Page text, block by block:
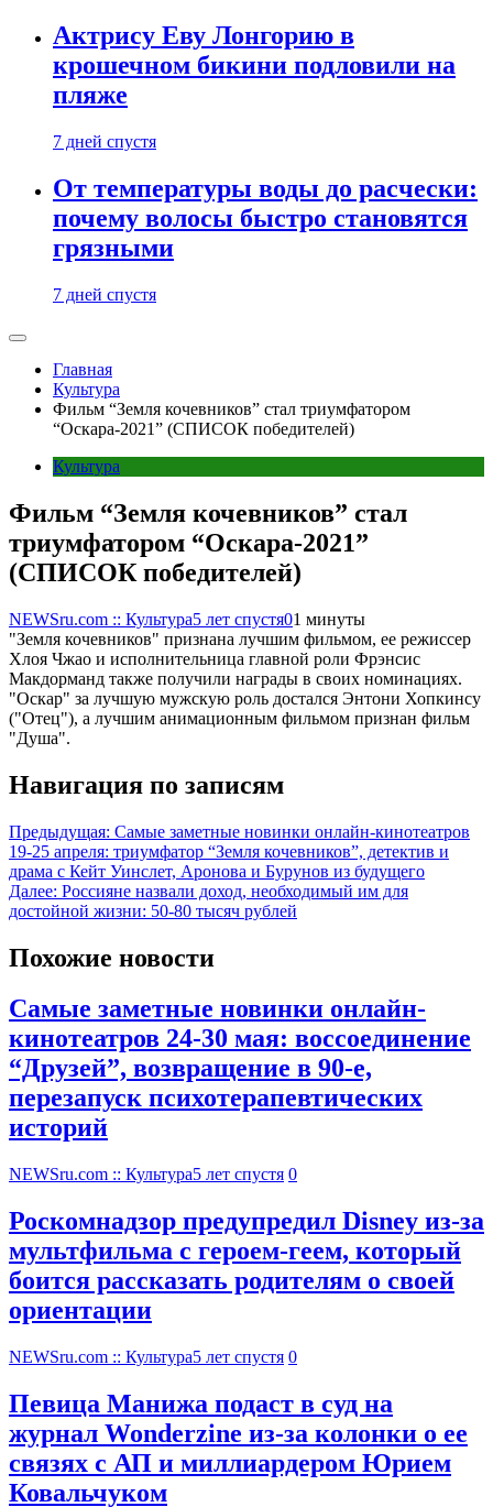
Актрису Еву Лонгорию в
крошечном бикини подловили на
пляже
7 дней спустя
От температуры воды до расчески:
почему волосы быстро становятся
грязными
7 дней спустя
Главная
Культура
Фильм “Земля кочевников” стал триумфатором
“Оскара-2021” (СПИСОК победителей)
Культура
Фильм “Земля кочевников” стал
триумфатором “Оскара-2021”
(СПИСОК победителей)
NEWSru.com :: Культура5 лет спустя01 минуты
"Земля кочевников" признана лучшим фильмом, ее режиссер
Хлоя Чжао и исполнительница главной роли Фрэнсис
Макдорманд также получили награды в своих номинациях.
"Оскар" за лучшую мужскую роль достался Энтони Хопкинсу
("Отец"), а лучшим анимационным фильмом признан фильм
"Душа".
Навигация по записям
Предыдущая: Самые заметные новинки онлайн-кинотеатров
19-25 апреля: триумфатор “Земля кочевников”, детектив и
драма с Кейт Уинслет, Аронова и Бурунов из будущего
Далее: Россияне назвали доход, необходимый им для
достойной жизни: 50-80 тысяч рублей
Похожие новости
Самые заметные новинки онлайн-
кинотеатров 24-30 мая: воссоединение
“Друзей”, возвращение в 90-е,
перезапуск психотерапевтических
историй
NEWSru.com :: Культура5 лет спустя 0
Роскомнадзор предупредил Disney из-за
мультфильма c героем-геем, который
боится рассказать родителям о своей
ориентации
NEWSru.com :: Культура5 лет спустя 0
Певица Манижа подаст в суд на
журнал Wonderzine из-за колонки о ее
связях с АП и миллиардером Юрием
Ковальчуком